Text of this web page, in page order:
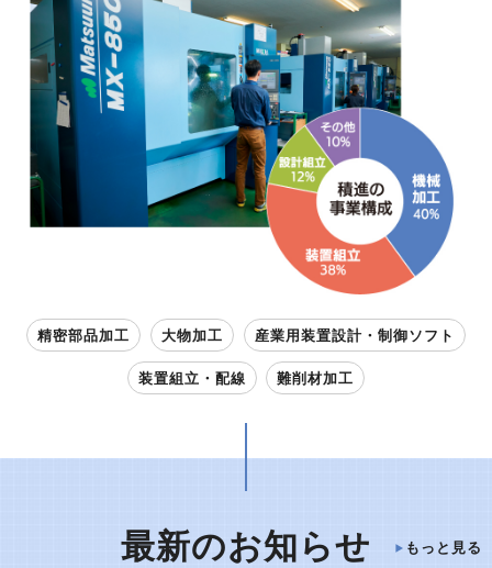
精密部品加工 大物加工 産業用装置設計・制御ソフト
装置組立・配線 難削材加工
もっと見る
最新のお知らせ